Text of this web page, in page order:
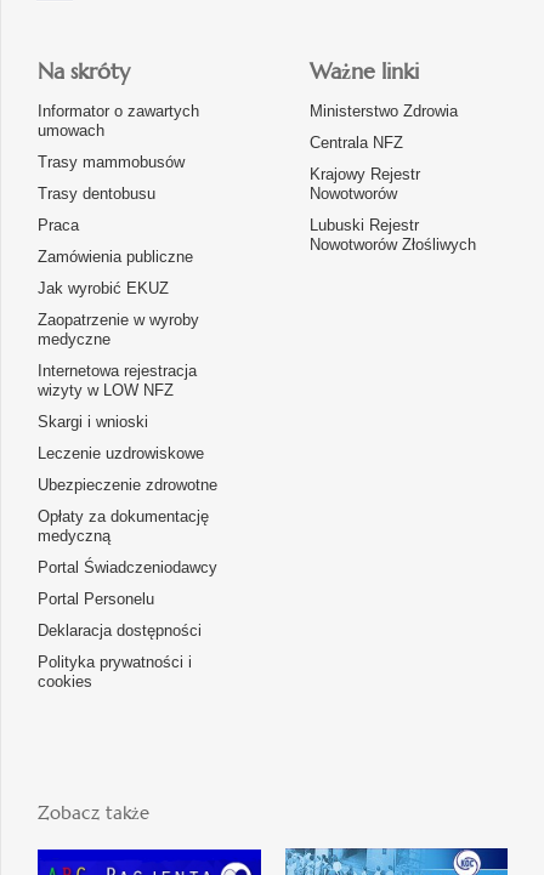
Na skróty
Informator o zawartych
umowach
Trasy mammobusów
Trasy dentobusu
Praca
Zamówienia publiczne
Jak wyrobić EKUZ
Zaopatrzenie w wyroby
medyczne
Internetowa rejestracja
wizyty w LOW NFZ
Skargi i wnioski
Leczenie uzdrowiskowe
Ubezpieczenie zdrowotne
Opłaty za dokumentację
medyczną
Portal Świadczeniodawcy
Portal Personelu
Deklaracja dostępności
Polityka prywatności i
cookies
Ważne linki
Ministerstwo Zdrowia
Centrala NFZ
Krajowy Rejestr
Nowotworów
Lubuski Rejestr
Nowotworów Złośliwych
Zobacz także